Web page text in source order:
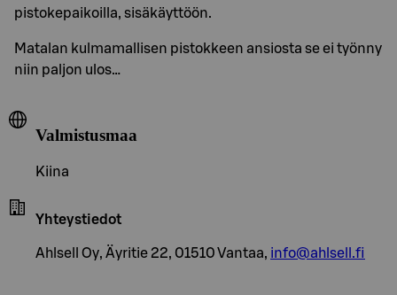
pistokepaikoilla, sisäkäyttöön.
Matalan kulmamallisen pistokkeen ansiosta se ei työnny
niin paljon ulos…
Valmistusmaa
Kiina
Yhteystiedot
Ahlsell Oy, Äyritie 22, 01510 Vantaa, info@ahlsell.fi